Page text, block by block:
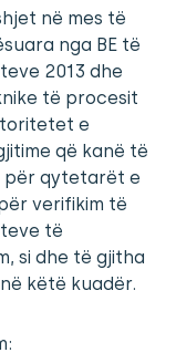
në mes të
nga BE të
2013 dhe
të procesit
e
që kanë të
për qytetarët e
verifikim të
të
si dhe të gjitha
këtë kuadër.